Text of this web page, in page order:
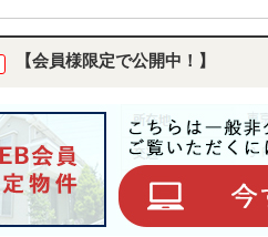
【会員様限定で公開中！】